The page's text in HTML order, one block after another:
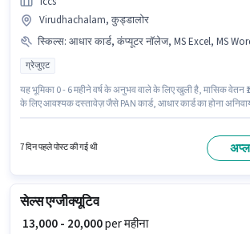
Virudhachalam, कुड्डालोर
स्किल्स: आधार कार्ड, कंप्यूटर नॉलेज, MS Excel, MS Word, PAN
ग्रेजुएट
यह भूमिका 0 - 6 महीने वर्ष के अनुभव वाले के लिए खुली है, मासिक वेतन
के लिए आवश्यक दस्तावेज़ जैसे PAN कार्ड, आधार कार्ड का होना
एंट्री श्रेणी में बैंकिंग असिस्टेंट के रूप में जुड़ें। PF पद और कंपनी की
7 दिन पहले पोस्ट की गई थी
सेल्स एग्जीक्यूटिव
₹ 13,000 - 20,000per महीना